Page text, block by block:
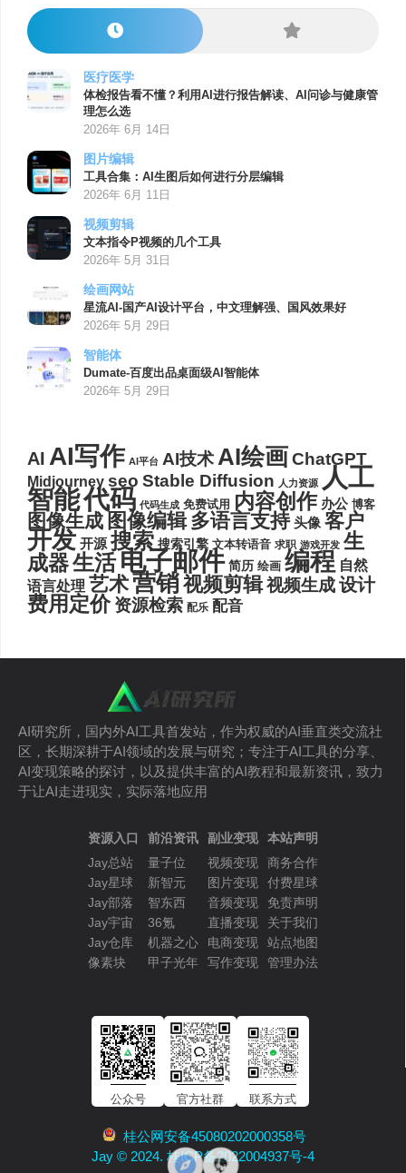
医疗医学
体检报告看不懂？利用AI进行报告解读、AI问诊与健康管
理怎么选
2026年 6月 14日
图片编辑
工具合集：AI生图后如何进行分层编辑
2026年 6月 11日
视频剪辑
文本指令P视频的几个工具
2026年 5月 31日
绘画网站
星流AI-国产AI设计平台，中文理解强、国风效果好
2026年 5月 29日
智能体
Dumate-百度出品桌面级AI智能体
2026年 5月 29日
AI AI写作 AI平台 AI技术AI绘画ChatGPT
Midjourney seo Stable Diffusion 人力资源 人工
智能代码 代码生成 免费试用 内容创作 办公 博客
图像生成 图像编辑 多语言支持 头像 客户
开发 开源 搜索 搜索引擎 文本转语音 求职 游戏开发 生
成器生活电子邮件 简历 绘画 编程 自然
语言处理 艺术营销视频剪辑视频生成设计
费用定价 资源检索 配乐 配音
AI研究所，国内外AI工具首发站，作为权威的AI垂直类交流社
区，长期深耕于AI领域的发展与研究；专注于AI工具的分享、
AI变现策略的探讨，以及提供丰富的AI教程和最新资讯，致力
于让AI走进现实，实际落地应用
资源入口
Jay总站
Jay星球
Jay部落
Jay宇宙
Jay仓库
像素块
前沿资讯
量子位
新智元
智东西
36氪
机器之心
甲子光年
副业变现
视频变现
图片变现
音频变现
直播变现
电商变现
写作变现
本站声明
商务合作
付费星球
免责声明
关于我们
站点地图
管理办法
公众号 官方社群 联系方式
桂公网安备45080202000358号
Jay © 2024. 桂ICP备2022004937号-4